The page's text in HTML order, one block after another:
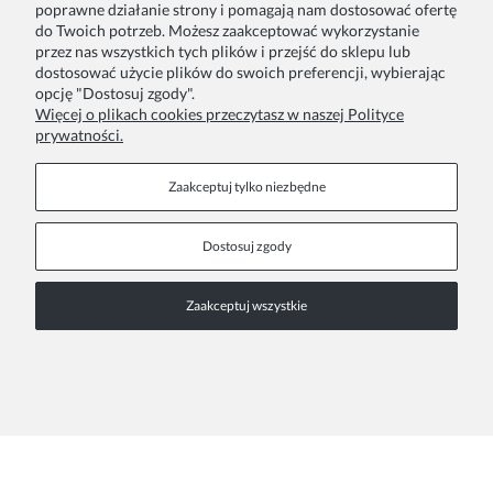
Twoje zamówienia
Zwroty i reklamacje
Formy płatności
Czas i koszty dostawy
Blog
Zainspiruj się
Kontakt
Pn. - Pt. 9:00 - 15:00
poprawne działanie strony i pomagają nam dostosować ofertę
do Twoich potrzeb. Możesz zaakceptować wykorzystanie
przez nas wszystkich tych plików i przejść do sklepu lub
dostosować użycie plików do swoich preferencji, wybierając
opcję "Dostosuj zgody".
Więcej o plikach cookies przeczytasz w naszej Polityce
prywatności.
Zaakceptuj tylko niezbędne
Dostosuj zgody
Zaakceptuj wszystkie